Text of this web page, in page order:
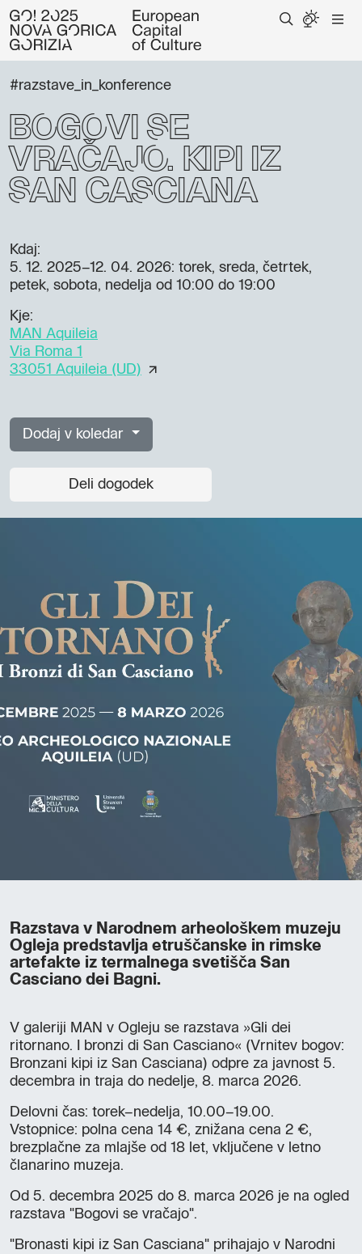
#razstave_in_konference
Bogovi se
vračajo. Kipi iz
San Casciana
Kdaj:
5. 12. 2025–12. 04. 2026: torek, sreda, četrtek,
petek, sobota, nedelja od 10:00 do 19:00
Kje:
MAN Aquileia
Via Roma 1
33051 Aquileia (UD)
Dodaj v koledar
Deli dogodek
Razstava v Narodnem arheološkem muzeju
Ogleja predstavlja etruščanske in rimske
artefakte iz termalnega svetišča San
Casciano dei Bagni.
V galeriji MAN v Ogleju se razstava »Gli dei
ritornano. I bronzi di San Casciano« (Vrnitev bogov:
Bronzani kipi iz San Casciana) odpre za javnost 5.
decembra in traja do nedelje, 8. marca 2026.
Delovni čas: torek–nedelja, 10.00–19.00.
Vstopnice: polna cena 14 €, znižana cena 2 €,
brezplačne za mlajše od 18 let, vključene v letno
članarino muzeja.
Od 5. decembra 2025 do 8. marca 2026 je na ogled
razstava "Bogovi se vračajo".
"Bronasti kipi iz San Casciana" prihajajo v Narodni